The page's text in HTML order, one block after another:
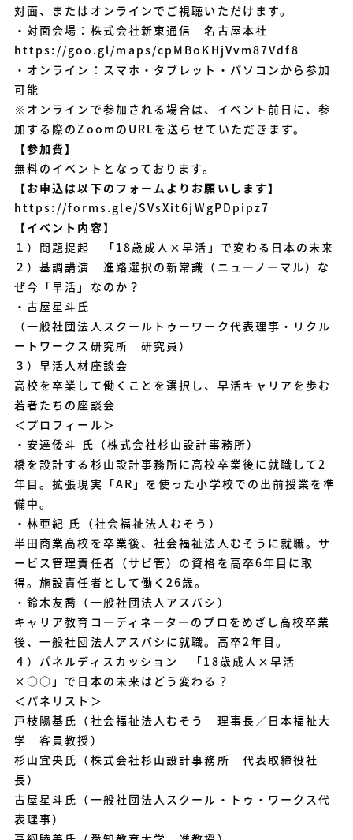
対面、またはオンラインでご視聴いただけます。
・対面会場：株式会社新東通信 名古屋本社
https://goo.gl/maps/cpMBoKHjVvm87Vdf8
・オンライン：スマホ・タブレット・パソコンから参加
可能
※オンラインで参加される場合は、イベント前日に、参
加する際のZoomのURLを送らせていただきます。
【参加費】
無料のイベントとなっております。
【お申込は以下のフォームよりお願いします】
https://forms.gle/SVsXit6jWgPDpipz7
【イベント内容】
１）問題提起 「18歳成人×早活」で変わる日本の未来
２）基調講演 進路選択の新常識（ニューノーマル）な
ぜ今「早活」なのか？
・古屋星斗氏
（一般社団法人スクールトゥーワーク代表理事・リクル
ートワークス研究所 研究員）
３）早活人材座談会
高校を卒業して働くことを選択し、早活キャリアを歩む
若者たちの座談会
＜プロフィール＞
・安達倭斗 氏（株式会社杉山設計事務所）
橋を設計する杉山設計事務所に高校卒業後に就職して2
年目。拡張現実「AR」を使った小学校での出前授業を準
備中。
・林亜紀 氏（社会福祉法人むそう）
半田商業高校を卒業後、社会福祉法人むそうに就職。サ
ービス管理責任者（サビ管）の資格を高卒6年目に取
得。施設責任者として働く26歳。
・鈴木友喬（一般社団法人アスバシ）
キャリア教育コーディネーターのプロをめざし高校卒業
後、一般社団法人アスバシに就職。高卒2年目。
４）パネルディスカッション 「18歳成人×早活
×○○」で日本の未来はどう変わる？
＜パネリスト＞
戸枝陽基氏（社会福祉法人むそう 理事長／日本福祉大
学 客員教授）
杉山宜央氏（株式会社杉山設計事務所 代表取締役社
長）
古屋星斗氏（一般社団法人スクール・トゥ・ワークス代
表理事）